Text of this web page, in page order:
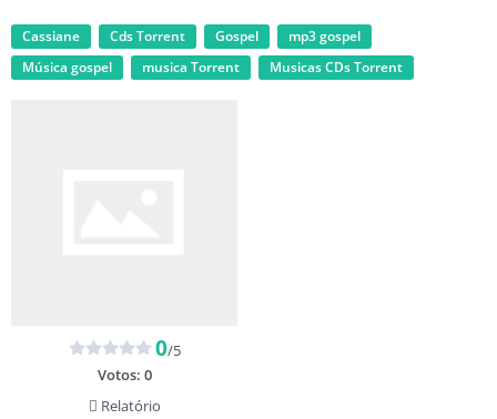
Cassiane Cds Torrent Gospel
mp3 gospel
Música gospel
musica Torrent ‎Musicas CDs Torrent
0/5
Votos: 0
Relatório